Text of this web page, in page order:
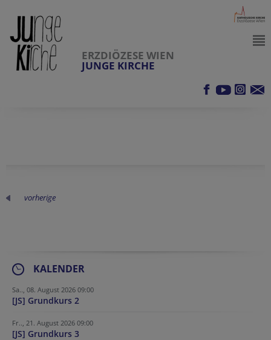
ERZDIÖZESE WIEN
JUNGE KIRCHE
vorherige
KALENDER
Sa.., 08. August 2026 09:00
[JS] Grundkurs 2
Fr.., 21. August 2026 09:00
[JS] Grundkurs 3